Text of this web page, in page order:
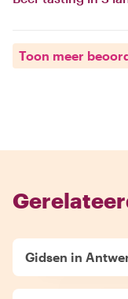
Toon meer
Gidsen in